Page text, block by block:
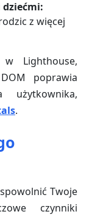
dziećmi:
z więcej
w Lighthouse,
poprawia
.
Twoje
czynniki